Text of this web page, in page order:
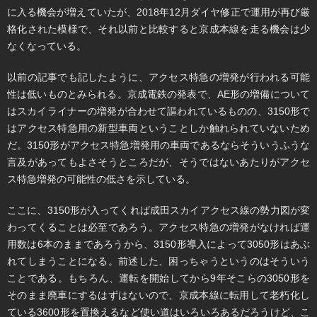
に入る機会が増えていたが、2018年12月ダイヤ修正で運用が再び厳
格化された模様で、それ以前と比較すると京成本線を走る機会は少
なくなっている。
以前の記事でも記したように、アクセス特急の増発が行われる可能
性は低いものとみられる。京成電鉄の発表で、AE形の増備について
はスカイライナーの増発が合わせて謳われているものの、3150形で
はアクセス特急用の新型車両ということしか触れられていないため
だ。3150形がアクセス特急増発用の車両であるならそういうふうな
言及があってもよさそうところだが、そうではないあたりがアクセ
ス特急増発の可能性の低さを示している。
ここに、3150形が入ってくれば成田スカイアクセス線の勢力図が変
わってくることは必至であろう。アクセス特急の増発がなければ運
用数は6本のままであろうから、3150形導入によって3050形はあぶ
れてしまうことになる。前述した、困っちゃうというのはそういう
ことである。もちろん、運転を開始してから9年そこらの3050形を
そのまま廃車にするはずはないので、京成本線に転用して老朽化し
ている3600形を置換えるなど使い道はいろいろあるだろうけど、こ